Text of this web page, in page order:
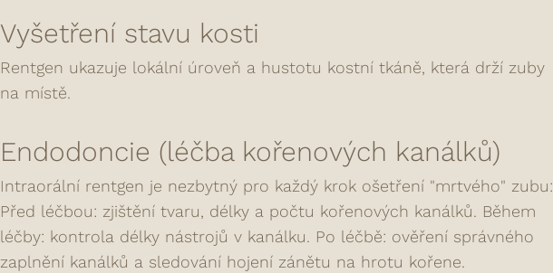
Vyšetření stavu kosti
Rentgen ukazuje lokální úroveň a hustotu kostní tkáně, která drží zuby
na místě.
Endodoncie (léčba kořenových kanálků)
Intraorální rentgen je nezbytný pro každý krok ošetření "mrtvého" zubu:
Před léčbou: zjištění tvaru, délky a počtu kořenových kanálků. Během
léčby: kontrola délky nástrojů v kanálku. Po léčbě: ověření správného
zaplnění kanálků a sledování hojení zánětu na hrotu kořene.